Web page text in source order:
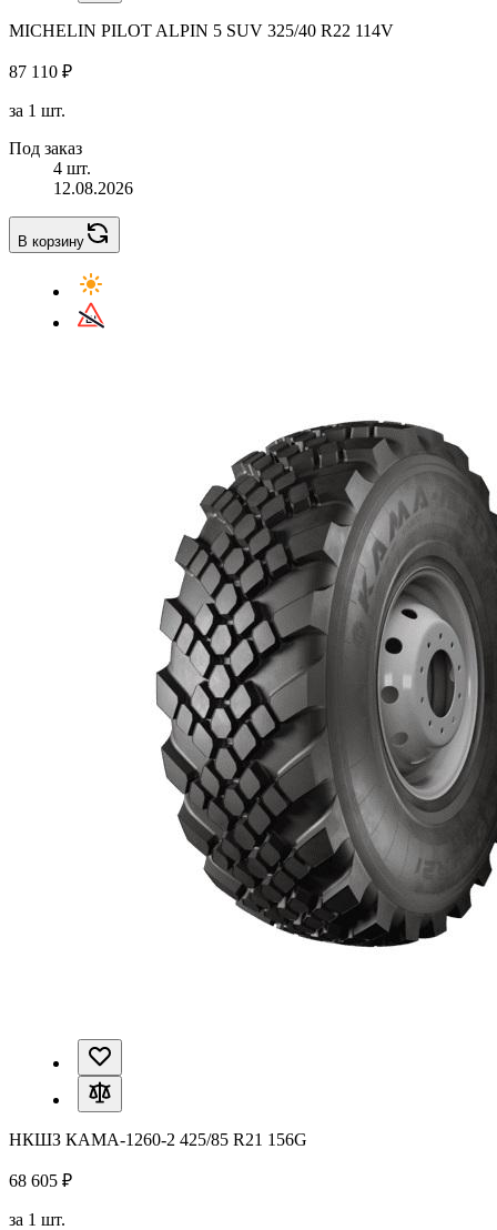
MICHELIN PILOT ALPIN 5 SUV 325/40 R22 114V
87 110 ₽
за 1 шт.
Под заказ
4 шт.
12.08.2026
В корзину
НКШЗ КАМА-1260-2 425/85 R21 156G
68 605 ₽
за 1 шт.